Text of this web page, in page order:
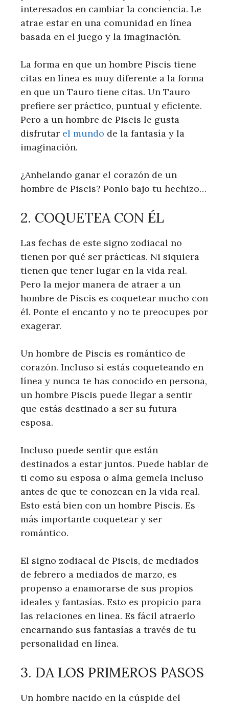
interesados ​​en cambiar la conciencia. Le
atrae estar en una comunidad en línea
basada en el juego y la imaginación.
La forma en que un hombre Piscis tiene
citas en línea es muy diferente a la forma
en que un Tauro tiene citas. Un Tauro
prefiere ser práctico, puntual y eficiente.
Pero a un hombre de Piscis le gusta
disfrutar el mundo de la fantasía y la
imaginación.
¿Anhelando ganar el corazón de un
hombre de Piscis? Ponlo bajo tu hechizo…
2. COQUETEA CON ÉL
Las fechas de este signo zodiacal no
tienen por qué ser prácticas. Ni siquiera
tienen que tener lugar en la vida real.
Pero la mejor manera de atraer a un
hombre de Piscis es coquetear mucho con
él. Ponte el encanto y no te preocupes por
exagerar.
Un hombre de Piscis es romántico de
corazón. Incluso si estás coqueteando en
línea y nunca te has conocido en persona,
un hombre Piscis puede llegar a sentir
que estás destinado a ser su futura
esposa.
Incluso puede sentir que están
destinados a estar juntos. Puede hablar de
ti como su esposa o alma gemela incluso
antes de que te conozcan en la vida real.
Esto está bien con un hombre Piscis. Es
más importante coquetear y ser
romántico.
El signo zodiacal de Piscis, de mediados
de febrero a mediados de marzo, es
propenso a enamorarse de sus propios
ideales y fantasías. Esto es propicio para
las relaciones en línea. Es fácil atraerlo
encarnando sus fantasías a través de tu
personalidad en línea.
3. DA LOS PRIMEROS PASOS
Un hombre nacido en la cúspide del